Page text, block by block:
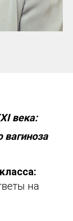
века:
вагиноза
на